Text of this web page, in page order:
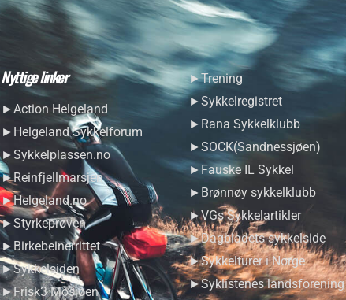
Nyttige linker
►Action Helgeland
►Helgeland Sykkelforum
►Sykkelplassen.no
►Reinfjellmarsjen
►Helgeland.no
►Styrkeprøven
►Birkebeinerrittet
►Sykkelsiden
►Frisk3 Mosjøen
►Trening
►Sykkelregistret
►Rana Sykkelklubb
►SOCK(Sandnessjøen)
►Fauske IL Sykkel
►Brønnøy sykkelklubb
►VGs Sykkelartikler
►Dagbladets sykkelside
►Sykkelturer i Norge
►Syklistenes landsforening